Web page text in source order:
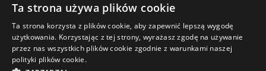
35,74 ZŁ
Literaci polecają
Ta strona używa plików cookie
Ta strona korzysta z plików cookie, aby zapewnić lepszą wygodę
użytkowania. Korzystając z tej strony, wyrażasz zgodę na używanie
przez nas wszystkich plików cookie zgodnie z warunkami naszej
polityki plików cookie.